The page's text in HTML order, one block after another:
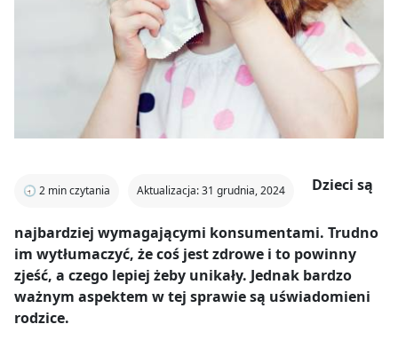
🕣 2 min czytania Aktualizacja: 31 grudnia, 2024 Dzieci są
najbardziej wymagającymi konsumentami. Trudno
im wytłumaczyć, że coś jest zdrowe i to powinny
zjeść, a czego lepiej żeby unikały. Jednak bardzo
ważnym aspektem w tej sprawie są uświadomieni
rodzice.